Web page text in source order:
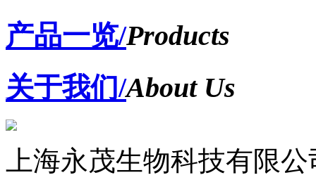
产品一览/Products
关于我们/About Us
上海永茂生物科技有限公